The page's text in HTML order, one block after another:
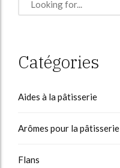
Catégories
Aides à la pâtisserie
Arômes pour la pâtisserie
Flans